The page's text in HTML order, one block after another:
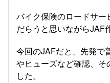
バイク保険のロードサ
だらうと思いながらJAF
今回のJAFだと、先発で
やヒューズなど確認、そ
した。